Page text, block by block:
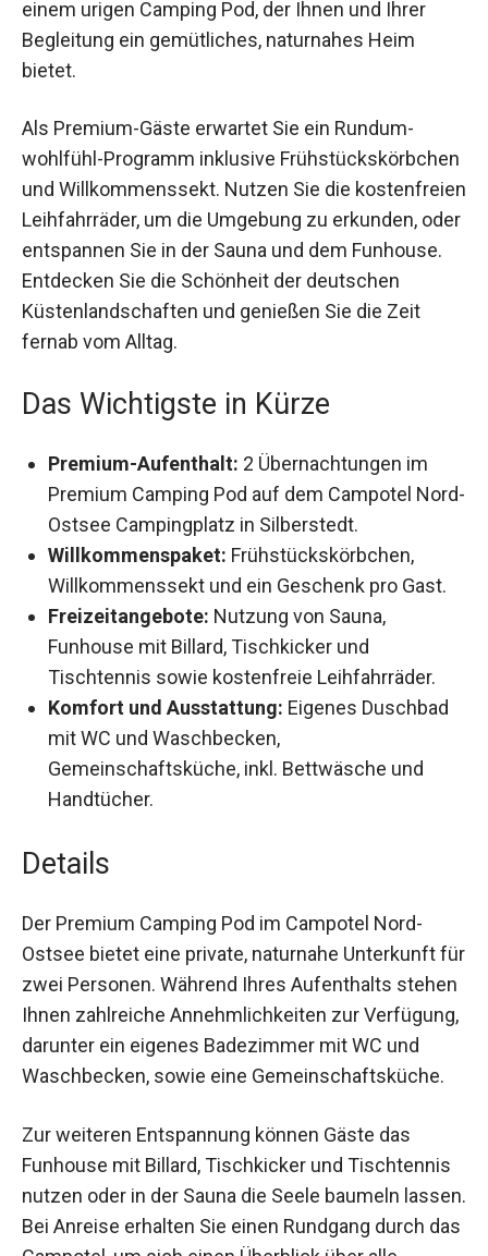
Sie zwei Nächte in einem urigen Camping Pod,
der Ihnen und Ihrer Begleitung ein gemütliches,
naturnahes Heim bietet.
Als Premium-Gäste erwartet Sie ein Rundum-
wohlfühl-Programm inklusive
Frühstückskörbchen und Willkommenssekt.
Nutzen Sie die kostenfreien Leihfahrräder, um die
Umgebung zu erkunden, oder entspannen Sie in
der Sauna und dem Funhouse. Entdecken Sie die
Schönheit der deutschen Küstenlandschaften
und genießen Sie die Zeit fernab vom Alltag.
Das Wichtigste in Kürze
Premium-Aufenthalt: 2 Übernachtungen im
Premium Camping Pod auf dem Campotel
Nord-Ostsee Campingplatz in Silberstedt.
Willkommenspaket: Frühstückskörbchen,
Willkommenssekt und ein Geschenk pro Gast.
Freizeitangebote: Nutzung von Sauna,
Funhouse mit Billard, Tischkicker und
Tischtennis sowie kostenfreie Leihfahrräder.
Komfort und Ausstattung: Eigenes Duschbad
mit WC und Waschbecken,
Gemeinschaftsküche, inkl. Bettwäsche und
Handtücher.
Details
Der Premium Camping Pod im Campotel Nord-
Ostsee bietet eine private, naturnahe Unterkunft
für zwei Personen. Während Ihres Aufenthalts
stehen Ihnen zahlreiche Annehmlichkeiten zur
Verfügung, darunter ein eigenes Badezimmer mit
WC und Waschbecken, sowie eine
Zur weiteren Entspannung können Gäste das
Funhouse mit Billard, Tischkicker und
Tischtennis nutzen oder in der Sauna die Seele